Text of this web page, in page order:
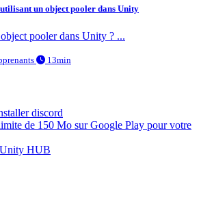
un object pooler dans Unity
pooler dans Unity ? ...
13min
discord
de 150 Mo sur Google Play pour votre
HUB